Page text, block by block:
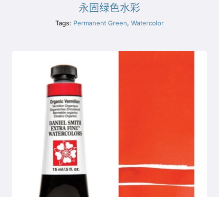
永固绿色水彩
Tags: Permanent Green, Watercolor